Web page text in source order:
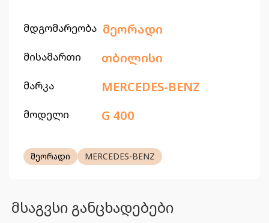
მდგომარეობა მეორადი
მისამართი თბილისი
მარკა MERCEDES-BENZ
მოდელი G 400
მეორადი MERCEDES-BENZ
მსაგვსი განცხადებები